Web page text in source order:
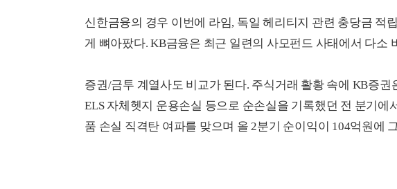
신한금융의 경우 이번에 라임, 독일 헤리티지 관련 충당금 적
게 뼈아팠다. KB금융은 최근 일련의 사모펀드 사태에서 다소
증권/금투 계열사도 비교가 된다. 주식거래 활황 속에 KB증권
ELS 자체헷지 운용손실 등으로 순손실을 기록했던 전 분기
품 손실 직격탄 여파를 맞으며 올 2분기 순이익이 104억원에